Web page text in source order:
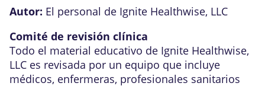
Autor: El personal de Ignite Healthwise, LLC
Comité de revisión clínica
Todo el material educativo de Ignite Healthwise,
LLC es revisada por un equipo que incluye
médicos, enfermeras, profesionales sanitarios